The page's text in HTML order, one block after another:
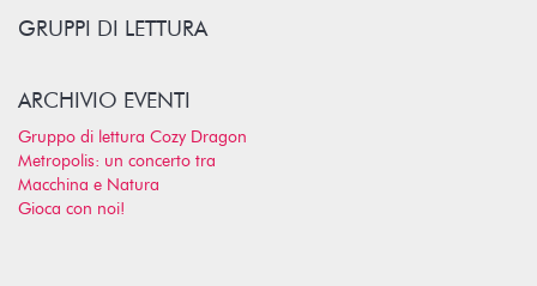
GRUPPI DI LETTURA
ARCHIVIO EVENTI
Gruppo di lettura Cozy Dragon
Metropolis: un concerto tra
Macchina e Natura
Gioca con noi!